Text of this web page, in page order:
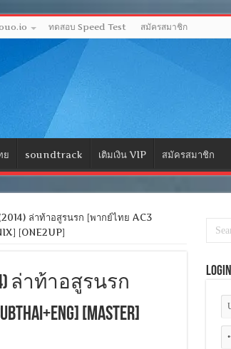
ทดสอบ Speed Test สมัครสมาชิก
ย soundtrack เติมเงิน VIP สมัครสมาชิก
ล่าท้าอสูรนรก [พากย์ไทย AC3
[ONE2UP]
ล่าท้าอสูรนรก
[MASTER]
Login